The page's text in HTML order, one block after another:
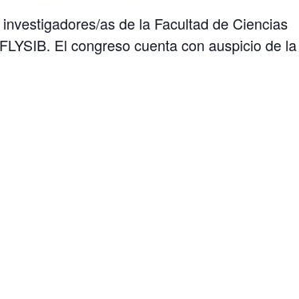
as de la Facultad de Ciencias
El congreso cuenta con auspicio de la